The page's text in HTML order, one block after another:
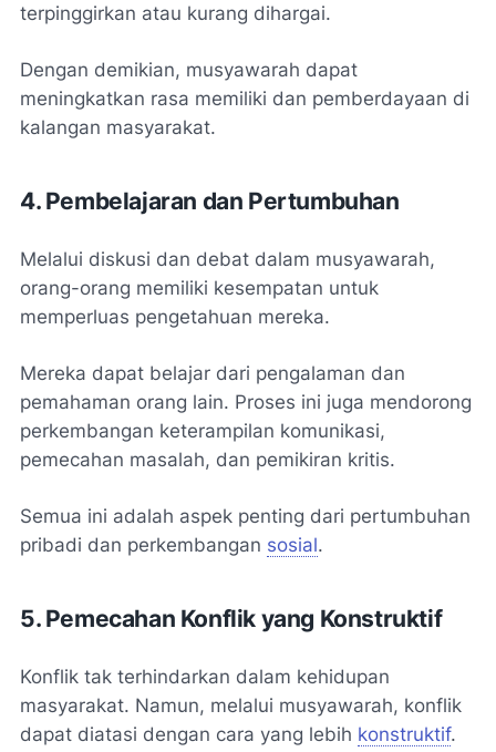
terpinggirkan atau kurang dihargai.
Dengan demikian, musyawarah dapat
meningkatkan rasa memiliki dan pemberdayaan di
kalangan masyarakat.
4. Pembelajaran dan Pertumbuhan
Melalui diskusi dan debat dalam musyawarah,
orang-orang memiliki kesempatan untuk
memperluas pengetahuan mereka.
Mereka dapat belajar dari pengalaman dan
pemahaman orang lain. Proses ini juga mendorong
perkembangan keterampilan komunikasi,
pemecahan masalah, dan pemikiran kritis.
Semua ini adalah aspek penting dari pertumbuhan
pribadi dan perkembangan sosial.
5. Pemecahan Konflik yang Konstruktif
Konflik tak terhindarkan dalam kehidupan
masyarakat. Namun, melalui musyawarah, konflik
dapat diatasi dengan cara yang lebih konstruktif.